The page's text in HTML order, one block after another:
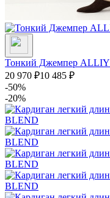
Тонкий Джемпер
20 970 ₽10 485 ₽
-50%
-20%